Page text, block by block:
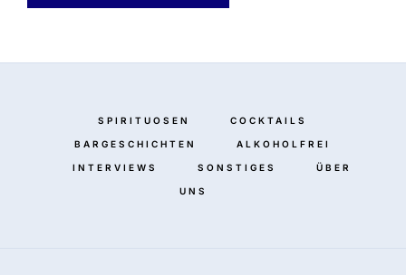
SPIRITUOSEN COCKTAILS
BARGESCHICHTEN ALKOHOLFREI
INTERVIEWS SONSTIGES ÜBER
UNS